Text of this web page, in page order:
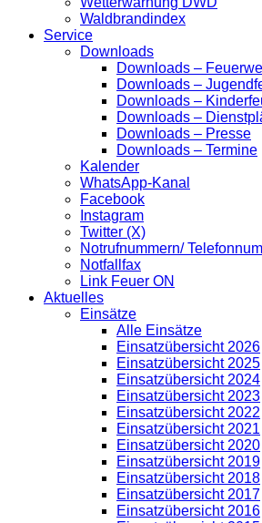
Waldbrandindex
Service
Downloads
Downloads –
Downloads –
Downloads –
Downloads –
Downloads – Presse
Downloads – Termine
Kalender
WhatsApp-Kanal
Facebook
Instagram
Twitter (X)
Notrufnummern/
Notfallfax
Link Feuer ON
Aktuelles
Einsätze
Alle Einsätze
Einsatzübersicht 2026
Einsatzübersicht 2025
Einsatzübersicht 2024
Einsatzübersicht 2023
Einsatzübersicht 2022
Einsatzübersicht 2021
Einsatzübersicht 2020
Einsatzübersicht 2019
Einsatzübersicht 2018
Einsatzübersicht 2017
Einsatzübersicht 2016